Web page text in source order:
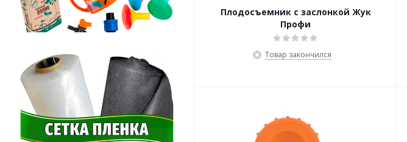
Плодосъемник с заслонкой Жук
Профи
Товар закончился